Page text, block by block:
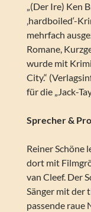
„(Der Ire) Ken
‚hardboiled‘-
mehrfach
Romane,
wurde mit
City.“
für die „Jack-
Sprecher &
Reiner Schöne
dort mit
van Cleef. Der
Sänger mit der
passende raue